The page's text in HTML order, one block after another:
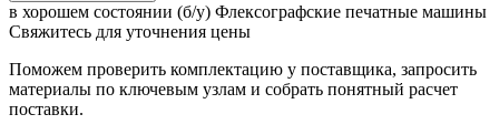
в хорошем состоянии (б/у) Флексографские печатные машины
Свяжитесь для уточнения цены
Поможем проверить комплектацию у поставщика, запросить
материалы по ключевым узлам и собрать понятный расчет
поставки.